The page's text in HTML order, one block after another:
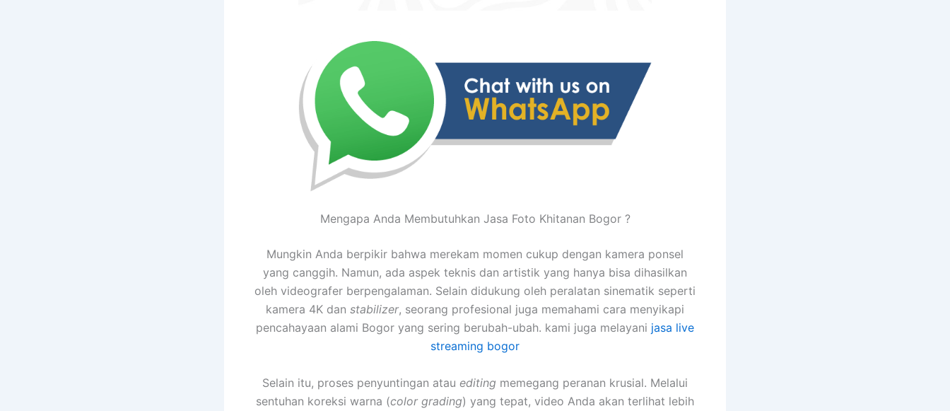
Mengapa Anda Membutuhkan Jasa Foto Khitanan Bogor ?
Mungkin Anda berpikir bahwa merekam momen cukup dengan kamera ponsel
yang canggih. Namun, ada aspek teknis dan artistik yang hanya bisa dihasilkan
oleh videografer berpengalaman. Selain didukung oleh peralatan sinematik seperti
kamera 4K dan stabilizer, seorang profesional juga memahami cara menyikapi
pencahayaan alami Bogor yang sering berubah-ubah. kami juga melayani jasa live
streaming bogor
Selain itu, proses penyuntingan atau editing memegang peranan krusial. Melalui
sentuhan koreksi warna (color grading) yang tepat, video Anda akan terlihat lebih